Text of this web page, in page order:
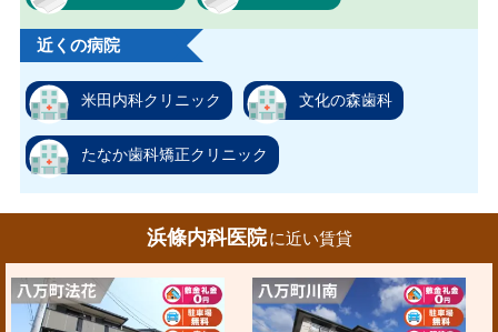
近くの病院
米田内科クリニック 文化の森歯科
たなか歯科矯正クリニック
浜條内科医院 に近い賃貸